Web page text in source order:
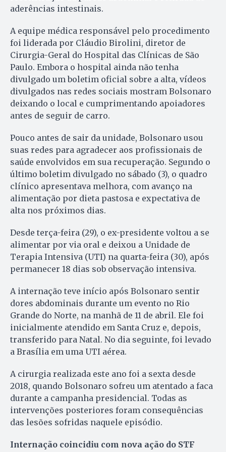
aderências intestinais.
A equipe médica responsável pelo procedimento
foi liderada por Cláudio Birolini, diretor de
Cirurgia-Geral do Hospital das Clínicas de São
Paulo. Embora o hospital ainda não tenha
divulgado um boletim oficial sobre a alta, vídeos
divulgados nas redes sociais mostram Bolsonaro
deixando o local e cumprimentando apoiadores
antes de seguir de carro.
Pouco antes de sair da unidade, Bolsonaro usou
suas redes para agradecer aos profissionais de
saúde envolvidos em sua recuperação. Segundo o
último boletim divulgado no sábado (3), o quadro
clínico apresentava melhora, com avanço na
alimentação por dieta pastosa e expectativa de
alta nos próximos dias.
Desde terça-feira (29), o ex-presidente voltou a se
alimentar por via oral e deixou a Unidade de
Terapia Intensiva (UTI) na quarta-feira (30), após
permanecer 18 dias sob observação intensiva.
A internação teve início após Bolsonaro sentir
dores abdominais durante um evento no Rio
Grande do Norte, na manhã de 11 de abril. Ele foi
inicialmente atendido em Santa Cruz e, depois,
transferido para Natal. No dia seguinte, foi levado
a Brasília em uma UTI aérea.
A cirurgia realizada este ano foi a sexta desde
2018, quando Bolsonaro sofreu um atentado a faca
durante a campanha presidencial. Todas as
intervenções posteriores foram consequências
das lesões sofridas naquele episódio.
Internação coincidiu com nova ação do STF